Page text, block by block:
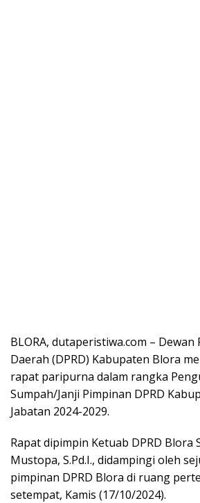
BLORA, dutaperistiwa.com –
Daerah (DPRD) Kabupaten Blora
rapat paripurna dalam rangka
Sumpah/Janji Pimpinan DPRD
Jabatan 2024-2029.
Rapat dipimpin Ketuab DPRD Blora
Mustopa, S.Pd.I., didampingi oleh
pimpinan DPRD Blora di ruang
setempat, Kamis (17/10/2024).